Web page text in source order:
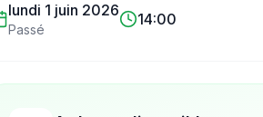
lundi 1 juin 2026
Passé
14:00